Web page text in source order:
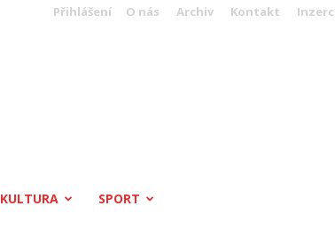
Přihlášení O nás Archiv Kontakt
KULTURA SPORT